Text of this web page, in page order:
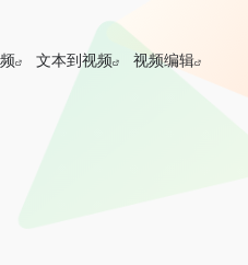
文本到视频
视频编辑